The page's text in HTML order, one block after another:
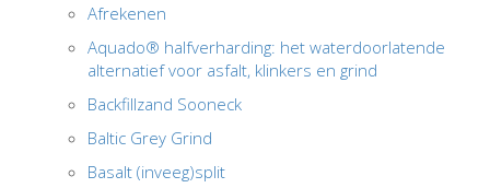
Afrekenen
Aquado® halfverharding: het waterdoorlatende
alternatief voor asfalt, klinkers en grind
Backfillzand Sooneck
Baltic Grey Grind
Basalt (inveeg)split